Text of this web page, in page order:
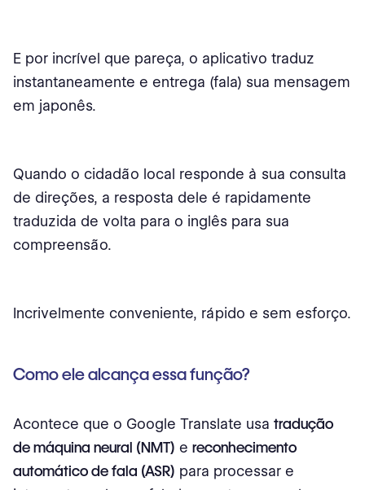
E por incrível que pareça, o aplicativo traduz
instantaneamente e entrega (fala) sua mensagem
em japonês.
Quando o cidadão local responde à sua consulta
de direções, a resposta dele é rapidamente
traduzida de volta para o inglês para sua
compreensão.
Incrivelmente conveniente, rápido e sem esforço.
Como ele alcança essa função?
Acontece que o Google Translate usa tradução
de máquina neural (NMT) e reconhecimento
automático de fala (ASR) para processar e